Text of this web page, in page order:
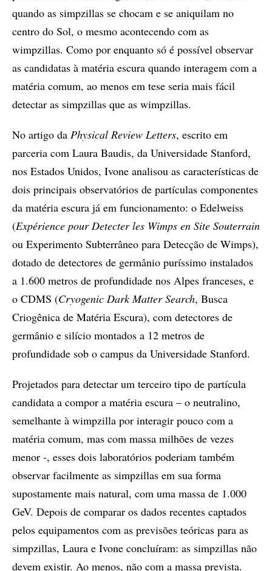
quando as simpzillas se chocam e se aniquilam no
centro do Sol, o mesmo acontecendo com as
wimpzillas. Como por enquanto só é possível observar
as candidatas à matéria escura quando interagem com a
matéria comum, ao menos em tese seria mais fácil
detectar as simpzillas que as wimpzillas.
No artigo da Physical Review Letters, escrito em
parceria com Laura Baudis, da Universidade Stanford,
nos Estados Unidos, Ivone analisou as características de
dois principais observatórios de partículas componentes
da matéria escura já em funcionamento: o Edelweiss
(Expérience pour Detecter les Wimps en Site Souterrain
ou Experimento Subterrâneo para Detecção de Wimps),
dotado de detectores de germânio puríssimo instalados
a 1.600 metros de profundidade nos Alpes franceses, e
o CDMS (Cryogenic Dark Matter Search, Busca
Criogênica de Matéria Escura), com detectores de
germânio e silício montados a 12 metros de
profundidade sob o campus da Universidade Stanford.
Projetados para detectar um terceiro tipo de partícula
candidata a compor a matéria escura – o neutralino,
semelhante à wimpzilla por interagir pouco com a
matéria comum, mas com massa milhões de vezes
menor -, esses dois laboratórios poderiam também
observar facilmente as simpzillas em sua forma
supostamente mais natural, com uma massa de 1.000
GeV. Depois de comparar os dados recentes captados
pelos equipamentos com as previsões teóricas para as
simpzillas, Laura e Ivone concluíram: as simpzillas não
devem existir. Ao menos, não com a massa prevista.